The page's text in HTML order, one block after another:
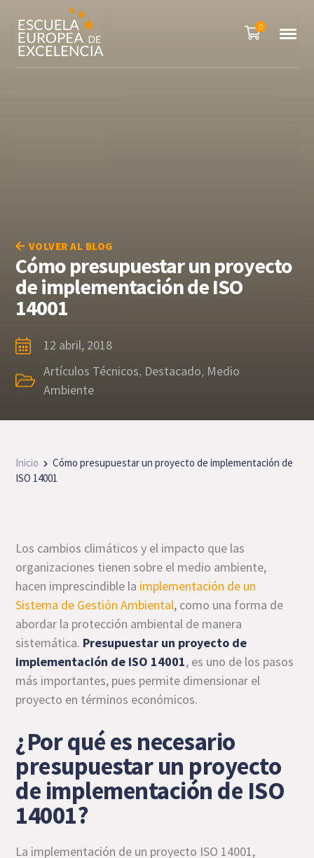
0
VOLVER AL BLOG
Cómo presupuestar un proyecto
de implementación de ISO
14001
12 abril, 2018
Artículos Técnicos, Destacado, Medio
Ambiente
Inicio
Cómo presupuestar un proyecto de implementación de
ISO 14001
Los cambios climáticos y el impacto que las
organizaciones tienen sobre el medio ambiente,
hacen imprescindible la implementación de un
Sistema de Gestión Ambiental, como una forma de
abordar la protección ambiental de manera
sistemática. Presupuestar un proyecto de
implementación de ISO 14001, es uno de los pasos
más importantes, pues permite dimensionar el
proyecto en términos económicos.
¿Por qué es necesario
presupuestar un proyecto
de implementación de ISO
14001?
La implementación de un proyecto ISO 14001,